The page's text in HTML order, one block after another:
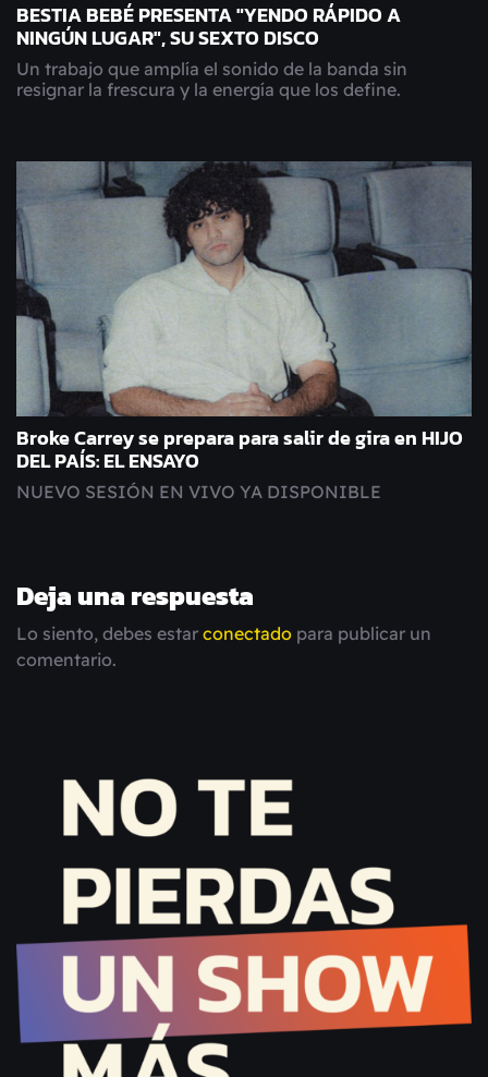
BESTIA BEBÉ PRESENTA "YENDO RÁPIDO A
NINGÚN LUGAR", SU SEXTO DISCO
Un trabajo que amplía el sonido de la banda sin
resignar la frescura y la energía que los define.
Broke Carrey se prepara para salir de gira en HIJO
DEL PAÍS: EL ENSAYO
NUEVO SESIÓN EN VIVO YA DISPONIBLE
Deja una respuesta
Lo siento, debes estar conectado para publicar un
comentario.